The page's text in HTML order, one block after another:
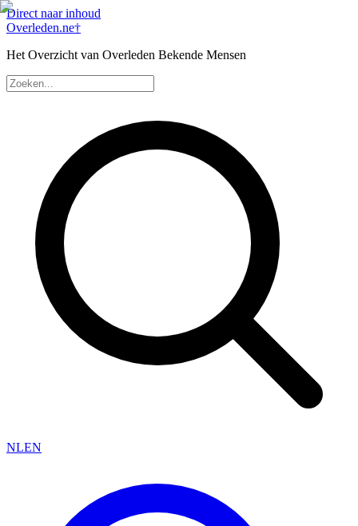
Direct naar inhoud
Overleden.ne†
Het Overzicht van Overleden Bekende Mensen
NLEN